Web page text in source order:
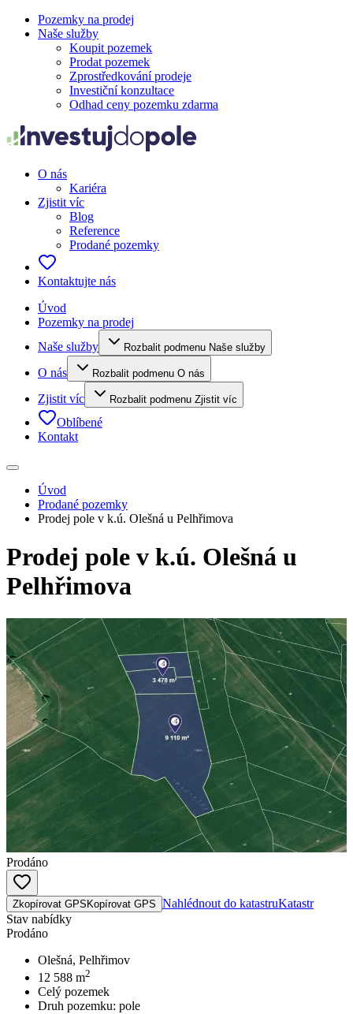
Pozemky na prodej
Naše služby
Koupit pozemek
Prodat pozemek
Zprostředkování prodeje
Investiční konzultace
Odhad ceny pozemku zdarma
O nás
Kariéra
Zjistit víc
Blog
Reference
Prodané pozemky
Kontaktujte nás
Úvod
Pozemky na prodej
Naše služby
Rozbalit podmenu Naše služby
O nás Rozbalit podmenu O nás
Zjistit víc Rozbalit podmenu Zjistit víc
Oblíbené
Kontakt
Úvod
Prodané pozemky
Prodej pole v k.ú. Olešná u Pelhřimova
Prodej pole v k.ú. Olešná u
Pelhřimova
Prodáno
Zkopírovat GPS Kopírovat GPS Nahlédnout do katastruKatastr
Stav nabídky
Prodáno
Olešná, Pelhřimov
12 588 m2
Celý pozemek
Druh pozemku: pole